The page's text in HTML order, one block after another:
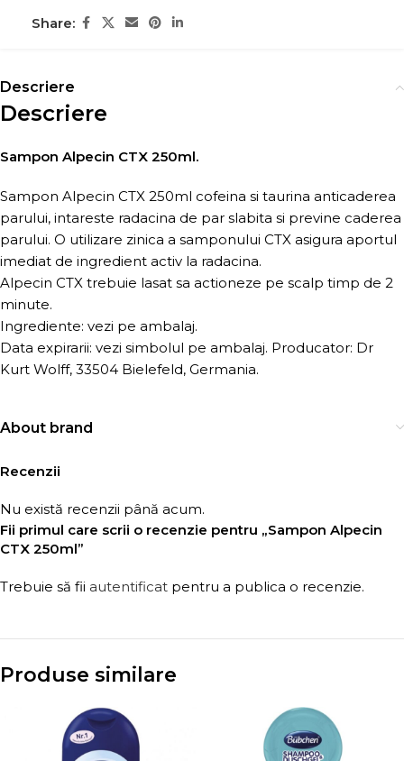
Share:
Descriere
Descriere
Sampon Alpecin CTX 250ml.
Sampon Alpecin CTX 250ml cofeina si taurina anticaderea
parului, intareste radacina de par slabita si previne caderea
parului. O utilizare zinica a samponului CTX asigura aportul
imediat de ingredient activ la radacina.
Alpecin CTX trebuie lasat sa actioneze pe scalp timp de 2
minute.
Ingrediente: vezi pe ambalaj.
Data expirarii: vezi simbolul pe ambalaj. Producator: Dr
Kurt Wolff, 33504 Bielefeld, Germania.
About brand
Recenzii
Nu există recenzii până acum.
Fii primul care scrii o recenzie pentru „Sampon Alpecin
CTX 250ml”
Trebuie să fii autentificat pentru a publica o recenzie.
Produse similare